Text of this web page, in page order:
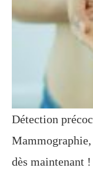
Détection
dès maintenant !